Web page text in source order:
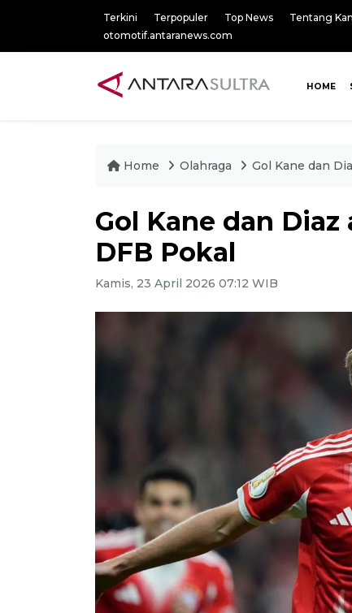
Terkini Terpopuler Top News Tentang
otomotif.antaranews.com
HOME
Home Olahraga Gol Kane dan
Gol Kane dan
DFB Pokal
Kamis, 23 April 2026 07:12 WIB